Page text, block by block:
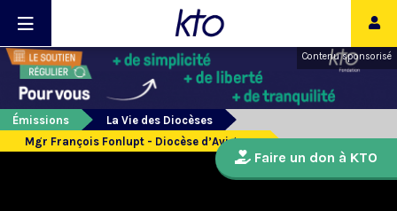
Contenu sponsorisé
Émissions
La Vie des Diocèses
Mgr François Fonlupt - Diocèse d’Avignon
Faire un don à KTO